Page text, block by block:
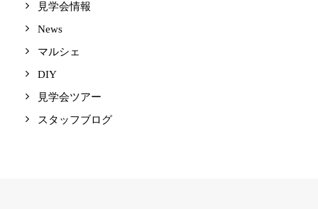
見学会情報
News
マルシェ
DIY
見学会ツアー
スタッフブログ